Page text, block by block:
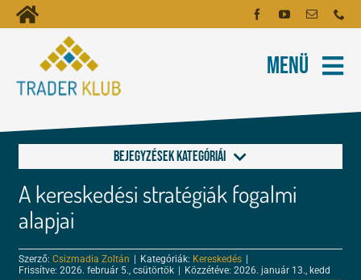
Kihagyás
Toggle
Navigation
Kezdőoldal
Fiókom
Menü
Oktatóanyagok
Tartalmak
Képzés
Bejegyzések kategóriái
Alapok a kereskedéshez
FOREX és tőzsde leckék
A kereskedési stratégiák fogalmi
alapjai
Szerző:Csizmadia Zoltán Kategóriák: Kereskedés
Frissítve: 2026. február 5., csütörtök
Közzétéve: 2026. január 13., kedd